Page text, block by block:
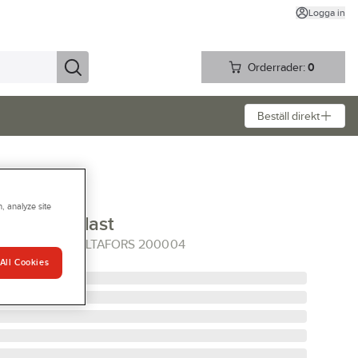
Logga in
Orderrader: 0
Beställ direkt
G59 plast
G59-2-10 HULTAFORS 200004
analyze site
Cookies